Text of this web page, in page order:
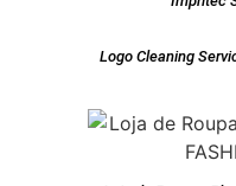
Logo Cleaning